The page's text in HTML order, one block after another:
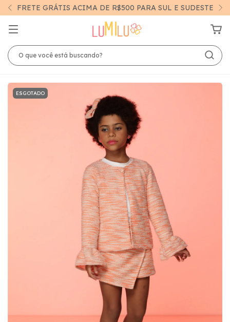
FRETE GRÁTIS ACIMA DE R$500 PARA SUL E SUDESTE
ESGOTADO